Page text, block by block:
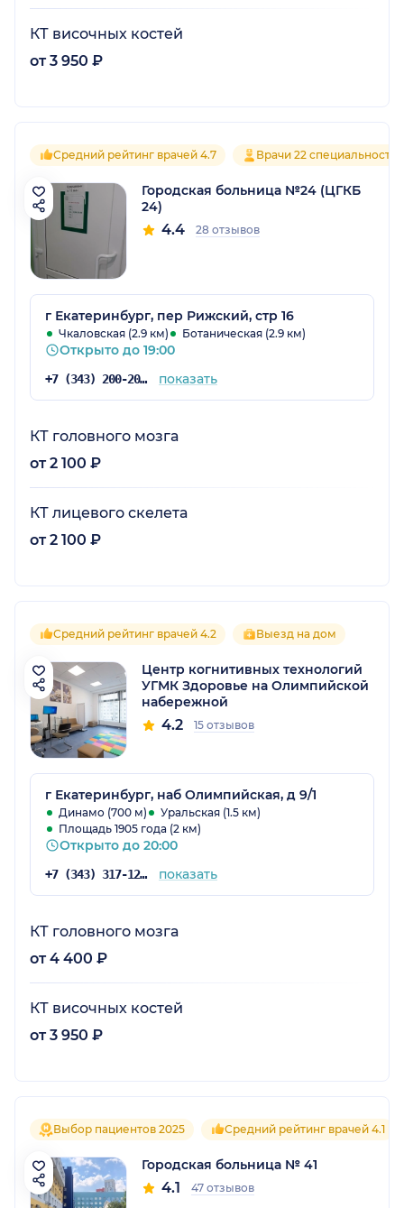
КТ височных костей
от 3 950 ₽
Средний рейтинг врачей 4.7 Врачи 22 специальностей
Городская больница №24 (ЦГКБ
24)
4.4 28 отзывов
г Екатеринбург, пер Рижский, стр 16
Чкаловская (2.9 км) Ботаническая (2.9 км)
Открыто до 19:00
+7 (343) 200-20-99 показать
КТ головного мозга
от 2 100 ₽
КТ лицевого скелета
от 2 100 ₽
Средний рейтинг врачей 4.2 Выезд на дом
Центр когнитивных технологий
УГМК Здоровье на Олимпийской
набережной
4.2 15 отзывов
г Екатеринбург, наб Олимпийская, д 9/1
Динамо (700 м)
Уральская (1.5 км)
Площадь 1905 года (2 км)
Открыто до 20:00
+7 (343) 317-12-43 показать
КТ головного мозга
от 4 400 ₽
КТ височных костей
от 3 950 ₽
Выбор пациентов 2025 Средний рейтинг врачей 4.1
Городская больница № 41
4.1 47 отзывов